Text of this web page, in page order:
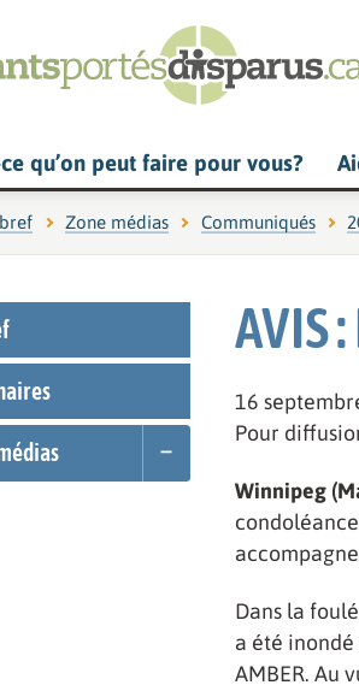
ce qu’on peut faire pour vous?
Zone médias Communiqués
AVIS
16
Pour
Winnipeg
Dans la
a été
AMBER. Au